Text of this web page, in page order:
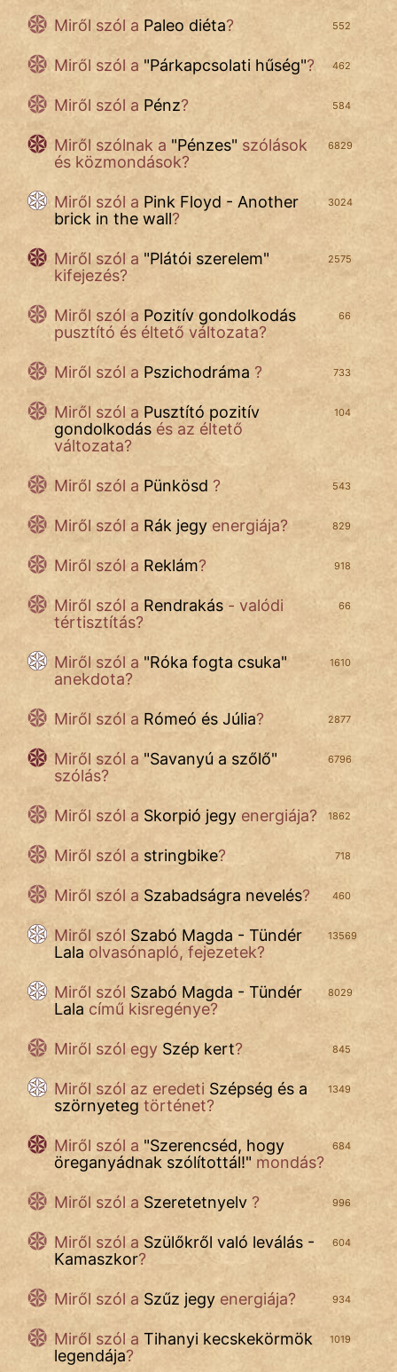
552
Miről szól a Paleo diéta?
462
Miről szól a "Párkapcsolati hűség"?
584
Miről szól a Pénz?
6829
Miről szólnak a "Pénzes" szólások
és közmondások?
3024
Miről szól a Pink Floyd - Another
brick in the wall?
2575
Miről szól a "Plátói szerelem"
kifejezés?
66
Miről szól a Pozitív gondolkodás
pusztító és éltető változata?
733
Miről szól a Pszichodráma ?
104
Miről szól a Pusztító pozitív
gondolkodás és az éltető
változata?
543
Miről szól a Pünkösd ?
829
Miről szól a Rák jegy energiája?
918
Miről szól a Reklám?
66
Miről szól a Rendrakás - valódi
tértisztítás?
1610
Miről szól a "Róka fogta csuka"
anekdota?
2877
Miről szól a Rómeó és Júlia?
6796
Miről szól a "Savanyú a szőlő"
szólás?
1862
Miről szól a Skorpió jegy energiája?
718
Miről szól a stringbike?
460
Miről szól a Szabadságra nevelés?
13569
Miről szól Szabó Magda - Tündér
Lala olvasónapló, fejezetek?
8029
Miről szól Szabó Magda - Tündér
Lala című kisregénye?
845
Miről szól egy Szép kert?
1349
Miről szól az eredeti Szépség és a
szörnyeteg történet?
684
Miről szól a "Szerencséd, hogy
öreganyádnak szólítottál!" mondás?
996
Miről szól a Szeretetnyelv ?
604
Miről szóla Szülőkről való leválás -
Kamaszkor?
934
Miről szól a Szűz jegy energiája?
1019
Miről szól a Tihanyi kecskekörmök
legendája?